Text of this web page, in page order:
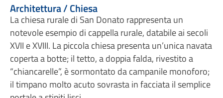
Architettura / Chiesa
La chiesa rurale di San Donato rappresenta un
notevole esempio di cappella rurale, databile ai secoli
XVII e XVIII. La piccola chiesa presenta un’unica navata
coperta a botte; il tetto, a doppia falda, rivestito a
“chiancarelle”, è sormontato da campanile monoforo;
il timpano molto acuto sovrasta in facciata il semplice